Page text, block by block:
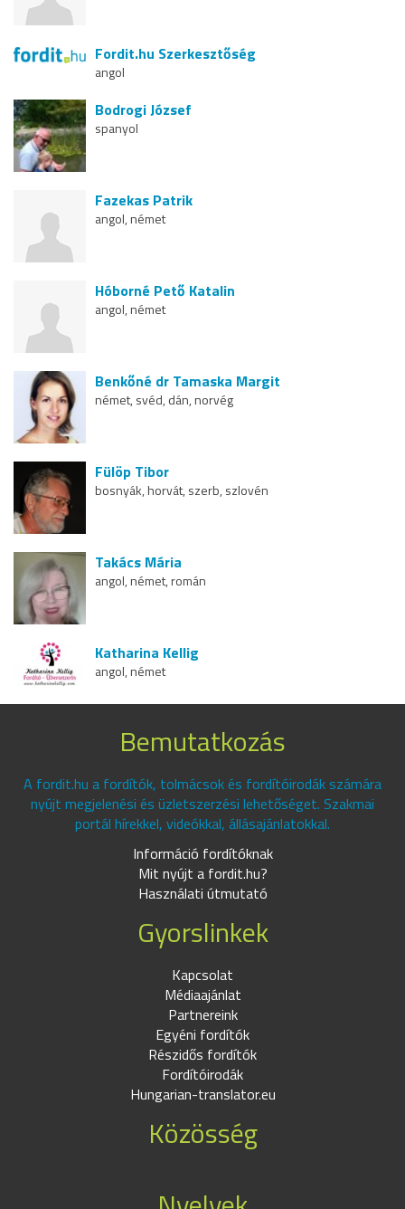
Fordit.hu Szerkesztőség
angol
Bodrogi József
spanyol
Fazekas Patrik
angol, német
Hóborné Pető Katalin
angol, német
Benkőné dr Tamaska Margit
német, svéd, dán, norvég
Fülöp Tibor
bosnyák, horvát, szerb, szlovén
Takács Mária
angol, német, román
Katharina Kellig
angol, német
Bemutatkozás
A fordit.hu a fordítók, tolmácsok és fordítóirodák számára
nyújt megjelenési és üzletszerzési lehetőséget. Szakmai
portál hírekkel, videókkal, állásajánlatokkal.
Információ fordítóknak
Mit nyújt a fordit.hu?
Használati útmutató
Gyorslinkek
Kapcsolat
Médiaajánlat
Partnereink
Egyéni fordítók
Részidős fordítók
Fordítóirodák
Hungarian-translator.eu
Közösség